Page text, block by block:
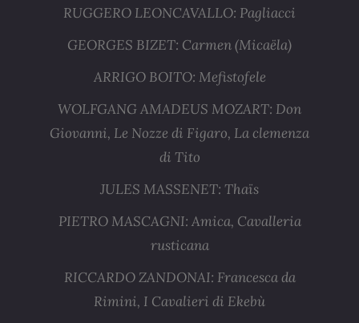
RUGGERO LEONCAVALLO: Pagliacci
GEORGES BIZET: Carmen (Micaëla)
ARRIGO BOITO: Mefistofele
WOLFGANG AMADEUS MOZART: Don
Giovanni, Le Nozze di Figaro, La clemenza
di Tito
JULES MASSENET: Thaïs
PIETRO MASCAGNI: Amica, Cavalleria
rusticana
RICCARDO ZANDONAI: Francesca da
Rimini, I Cavalieri di Ekebù